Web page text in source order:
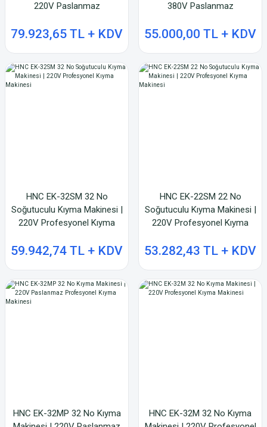
220V Paslanmaz
79.923,65 TL + KDV
380V Paslanmaz
55.000,00 TL + KDV
HNC EK-32SM 32 No
Soğutuculu Kıyma Makinesi |
220V Profesyonel Kıyma
59.942,74 TL + KDV
HNC EK-22SM 22 No
Soğutuculu Kıyma Makinesi |
220V Profesyonel Kıyma
53.282,43 TL + KDV
HNC EK-32MP 32 No Kıyma
HNC EK-32M 32 No Kıyma